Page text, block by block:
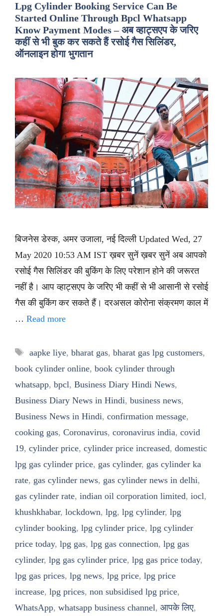
Lpg Cylinder Booking Service Can Be
Started Online Through Bpcl Whatsapp
Know Payment Modes – अब व्हाट्सएप के जरिए
कहीं से भी बुक कर सकते हैं रसोई गैस सिलिंडर,
ऑनलाइन होगा भुगतान
बिजनेस डेस्क, अमर उजाला, नई दिल्ली Updated Wed, 27
May 2020 10:53 AM IST ख़बर सुनें ख़बर सुनें अब आपको
रसोई गैस सिलिंडर की बुकिंग के लिए परेशान होने की जरूरत
नहीं है। आप व्हाट्सएप के जरिए भी कहीं से भी आसानी से रसोई
गैस की बुकिंग कर सकते हैं। दरअसल कोरोना संक्रमण काल में
… Read more
Tags
aapke liye, bharat gas, bharat gas lpg customers,
book cylinder online, book cylinder through
whatsapp, bpcl, Business Diary Hindi News,
Business Diary News in Hindi, business news,
Business News in Hindi, confirmation message,
cooking gas, Coronavirus, coronavirus india, covid
19, cylinder price, cylinder price increased, domestic
lpg gas cylinder price, gas cylinder, gas cylinder ka
rate, gas cylinder news, gas cylinder news in delhi,
gas cylinder rate, indian oil corporation limited, iocl,
khushkhabar, lockdown, lpg, lpg cylinder, lpg
cylinder booking, lpg cylinder price, lpg cylinder
price today, lpg gas, lpg gas connection, lpg gas
cylinder, lpg gas cylinder price, lpg gas price today,
lpg gas prices, lpg news, lpg price, lpg price
increase, lpg prices, non subsidised lpg price,
WhatsApp, whatsapp business channel, आपके लिए,